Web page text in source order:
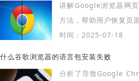
讲解Google浏览器网
方法，帮助用户恢复页
时间：2025-07-18
么谷歌浏览器的语言包安装失败
分析了导致Google